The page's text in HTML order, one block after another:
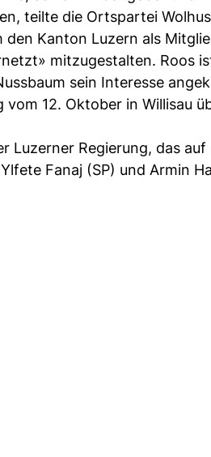
teilte die Ortspartei
Kanton Luzern als
mitzugestalten. Roos
sein Interesse
12. Oktober in Willisau
Luzerner Regierung, das
Fanaj (SP) und Armin